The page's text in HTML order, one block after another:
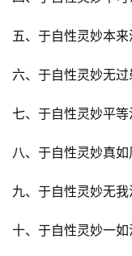
院
礼
视
纪
录
五、于自性灵妙本来
六、于自性灵妙无过
七、于自性灵妙平等
八、于自性灵妙真如
九、于自性灵妙无我
十、于自性灵妙一如